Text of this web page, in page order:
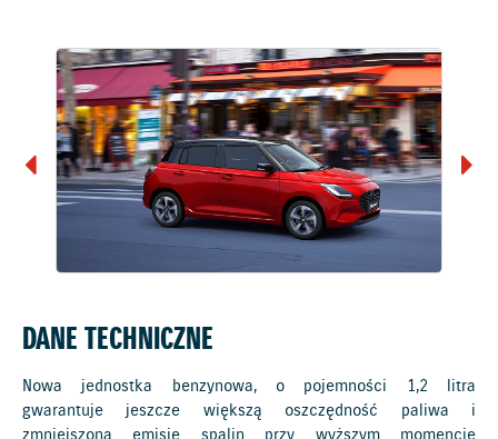
DANE TECHNICZNE
Nowa jednostka benzynowa, o pojemności 1,2 litra
gwarantuje jeszcze większą oszczędność paliwa i